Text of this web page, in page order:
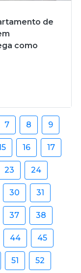
de
como
7 8 9
16 17
23 24
30 31
37 38
44 45
51 52